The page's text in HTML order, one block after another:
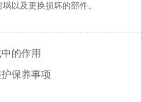
以及更换损坏的部件。
的作用
保养事项